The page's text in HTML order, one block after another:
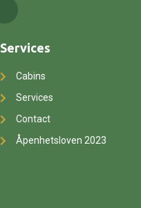
Services
Cabins
Services
Contact
Åpenhetsloven 2023